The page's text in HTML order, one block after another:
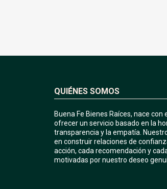
QUIÉNES SOMOS
Buena Fe Bienes Raíces, nace
ofrecer un servicio basado en la
transparencia y la empatía.
en construir relaciones de
acción, cada recomendación y
motivadas por nuestro deseo